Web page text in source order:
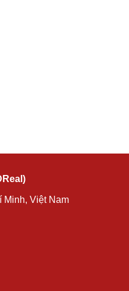
Minh, Việt Nam